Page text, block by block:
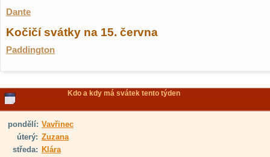
Dante
Kočičí svátky na 15. června
Paddington
Kdo a kdy má svátek tento týden
pondělí: Vavřinec
úterý: Zuzana
středa: Klára